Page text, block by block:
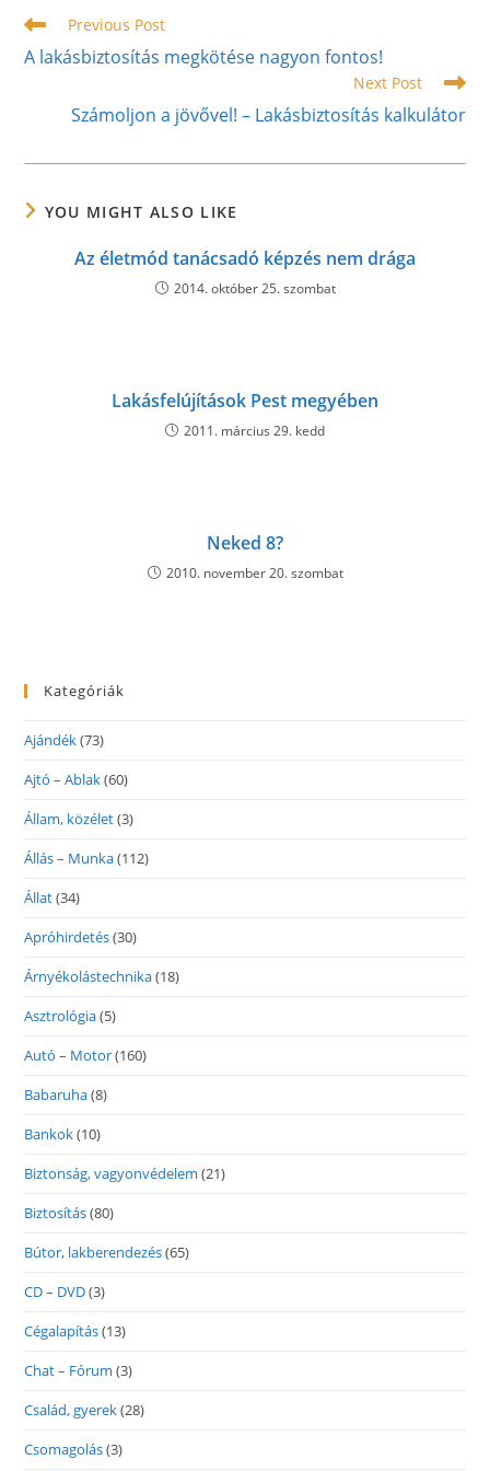
Read
more
articles
Previous Post
A lakásbiztosítás megkötése nagyon fontos!
Next Post
Számoljon a jövővel! – Lakásbiztosítás kalkulátor
YOU MIGHT ALSO LIKE
Az életmód tanácsadó képzés nem drága
2014. október 25. szombat
Lakásfelújítások Pest megyében
2011. március 29. kedd
Neked 8?
2010. november 20. szombat
Kategóriák
Ajándék(73)
Ajtó – Ablak(60)
Állam, közélet(3)
Állás – Munka(112)
Állat(34)
Apróhirdetés(30)
Árnyékolástechnika(18)
Asztrológia(5)
Autó – Motor(160)
Babaruha(8)
Bankok(10)
Biztonság, vagyonvédelem (21)
Biztosítás(80)
Bútor, lakberendezés(65)
CD – DVD(3)
Cégalapítás(13)
Chat – Fórum (3)
Család, gyerek(28)
Csomagolás(3)